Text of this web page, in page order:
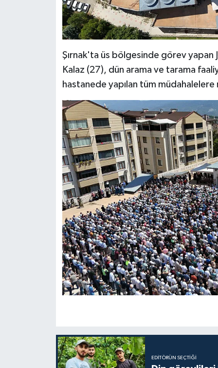
Şırnak'ta üs bölgesinde görev yapan
Kalaz (27), dün arama ve tarama
hastanede yapılan tüm
EDITÖRÜN SEÇTIĞI
Kırıkkale Müftülüğü
Kırklareli Müftülüğü
Kırşehir Müftülüğü
Kocaeli Müftülüğü
Konya Müftülüğü
Kütahya Müftülüğü
Malatya Müftülüğü
Manisa Müftülüğü
Mardin Müftülüğü
Mersin Müftülüğü
Muğla Müftülüğü
Muş Müftülüğü
Niğde Müftülüğü
Ordu Müftülüğü